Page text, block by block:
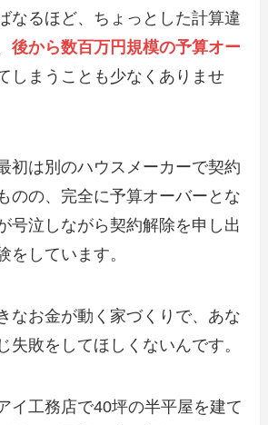
なるほど、ちょっとした計算違
後から数百万円規模の予算オー
しまうことも少なくありませ
初は別のハウスメーカーで契約
のの、完全に予算オーバーとな
号泣しながら契約解除を申し出
をしています。
なお金が動く家づくりで、あな
失敗をしてほしくないんです。
イ工務店で40坪の半平屋を建て